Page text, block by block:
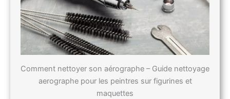
Comment nettoyer son aérographe – Guide nettoyage
aerographe pour les peintres sur figurines et
maquettes